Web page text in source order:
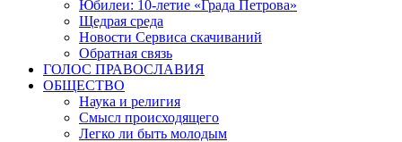
Юбилеи: 10-летие «Града Петрова»
Щедрая среда
Новости Сервиса скачиваний
Обратная связь
ГОЛОС ПРАВОСЛАВИЯ
ОБЩЕСТВО
Наука и религия
Смысл происходящего
Легко ли быть молодым